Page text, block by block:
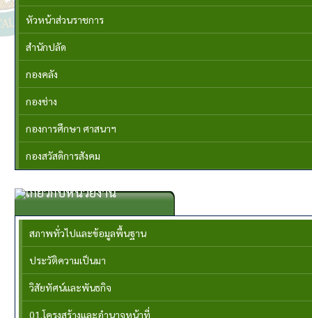
หัวหน้าส่วนราชการ
สำนักปลัด
กองคลัง
กองช่าง
กองการศึกษา ศาสนาฯ
กองสวัสดิการสังคม
เกี่ยวกับหน่วยงาน
สภาพทั่วไปและข้อมูลพื้นฐาน
ประวัติความเป็นมา
วิสัยทัศน์และพันธกิจ
01.โครงสร้างและอำนาจหน้าที่